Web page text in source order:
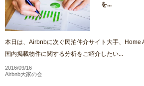
を...
本日は、Airbnbに次ぐ民泊仲介サイト大手、Home
国内掲載物件に関する分析をご紹介したい...
2016/09/16
Airbnb大家の会